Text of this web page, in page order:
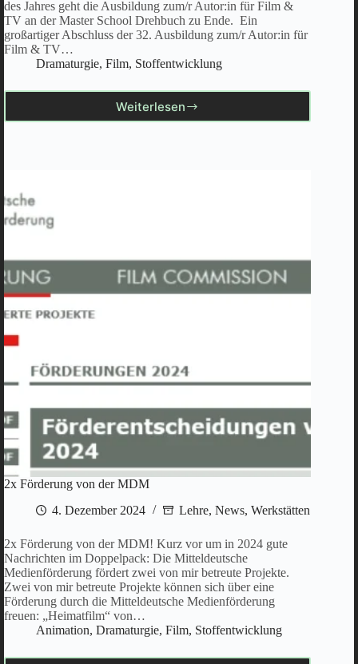
des Jahres geht die Ausbildung zum/r Autor:in für Film &
TV an der Master School Drehbuch zu Ende. Ein
großartiger Abschluss der 32. Ausbildung zum/r Autor:in für
Film & TV…
Dramaturgie, Film, Stoffentwicklung
Weiterlesen
Pitch
2x Förderung von der MDM
4. Dezember 2024
Lehre, News, Werkstätten
2x Förderung von der MDM! Kurz vor um in 2024 gute
Nachrichten im Doppelpack: Die Mitteldeutsche
Medienförderung fördert zwei von mir betreute Projekte.
Zwei von mir betreute Projekte können sich über eine
Förderung durch die Mitteldeutsche Medienförderung
freuen: „Heimatfilm“ von…
Animation, Dramaturgie, Film, Stoffentwicklung